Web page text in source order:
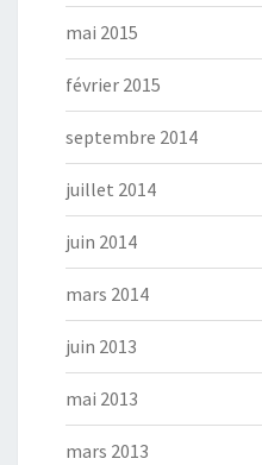
mai 2015
février 2015
septembre 2014
juillet 2014
juin 2014
mars 2014
juin 2013
mai 2013
mars 2013